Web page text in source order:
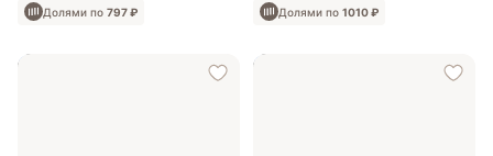
Долями по797 ₽ Долями по 1010 ₽